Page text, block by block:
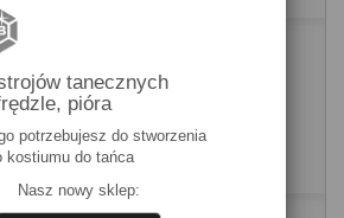
tanecznych
pióra
potrzebujesz do stworzenia
kostiumu do tańca
Nasz nowy sklep: